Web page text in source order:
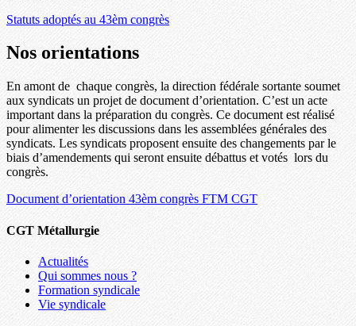
Statuts adoptés au 43èm congrès
Nos orientations
En amont de chaque congrès, la direction fédérale sortante soumet
aux syndicats un projet de document d’orientation. C’est un acte
important dans la préparation du congrès. Ce document est réalisé
pour alimenter les discussions dans les assemblées générales des
syndicats. Les syndicats proposent ensuite des changements par le
biais d’amendements qui seront ensuite débattus et votés lors du
congrès.
Document d’orientation 43èm congrès FTM CGT
CGT Métallurgie
Actualités
Qui sommes nous ?
Formation syndicale
Vie syndicale